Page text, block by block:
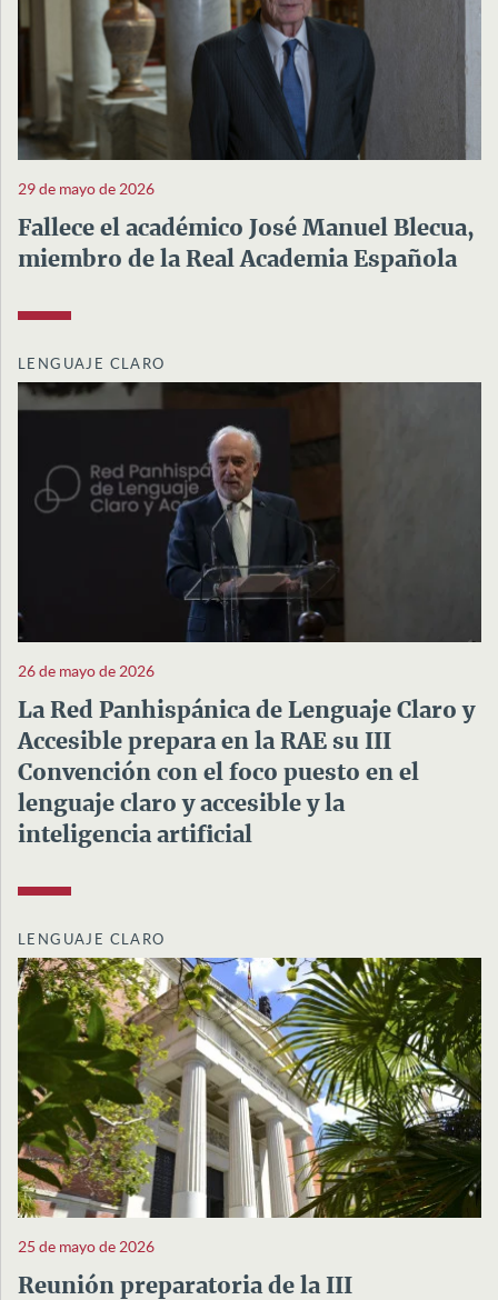
29 de mayo de 2026
Fallece el académico José Manuel Blecua,
miembro de la Real Academia Española
LENGUAJE CLARO
26 de mayo de 2026
La Red Panhispánica de Lenguaje Claro y
Accesible prepara en la RAE su III
Convención con el foco puesto en el
lenguaje claro y accesible y la
inteligencia artificial
LENGUAJE CLARO
25 de mayo de 2026
Reunión preparatoria de la III